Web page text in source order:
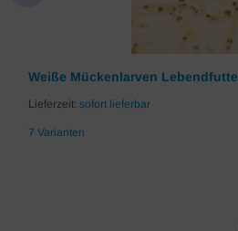
Weiße Mückenlarven
Lieferzeit: sofort lieferbar
7 Varianten